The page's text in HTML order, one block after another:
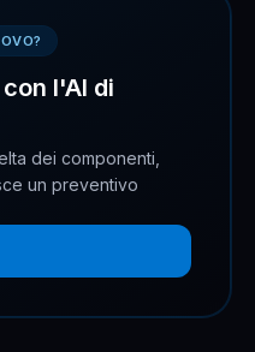
l'AI di
dei componenti,
un preventivo